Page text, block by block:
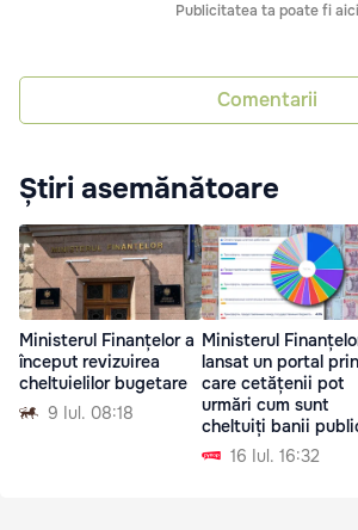
Publicitatea ta poate fi aici
Comentarii
Știri asemănătoare
Ministerul Finanțelor a
început revizuirea
cheltuielilor bugetare
9 Iul. 08:18
Ministerul
lansat un portal prin
care cetățenii pot
urmări cum sunt
cheltuiți banii
16 Iul. 16:32